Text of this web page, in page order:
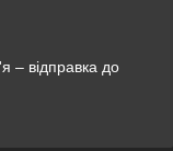
– відправка до